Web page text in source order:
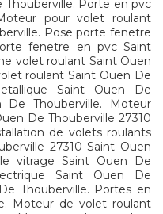
Porte en pvc
pour volet roulant
Pose porte fenetre
fenetre en pvc Saint
volet roulant Saint Ouen
roulant Saint Ouen De
Saint Ouen De
De Thouberville. Moteur
De Thouberville 27310
de volets roulants
27310 Saint Ouen
vitrage Saint Ouen De
Saint Ouen De
Thouberville. Portes en
Moteur de volet roulant